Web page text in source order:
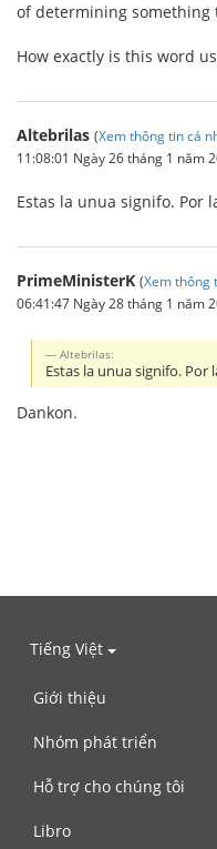
of determining something
How exactly is this word
Altebrilas (Xem thông tin cá
11:08:01 Ngày 26 tháng 1 năm
Estas la unua signifo. Por
PrimeMinisterK (Xem thông
06:41:47 Ngày 28 tháng 1 năm
Altebrilas:
Estas la unua signifo. Por
Dankon.
Tiếng Việt
Giới thiệu
Nhóm phát triển
Hỗ trợ cho chúng tôi
Libro